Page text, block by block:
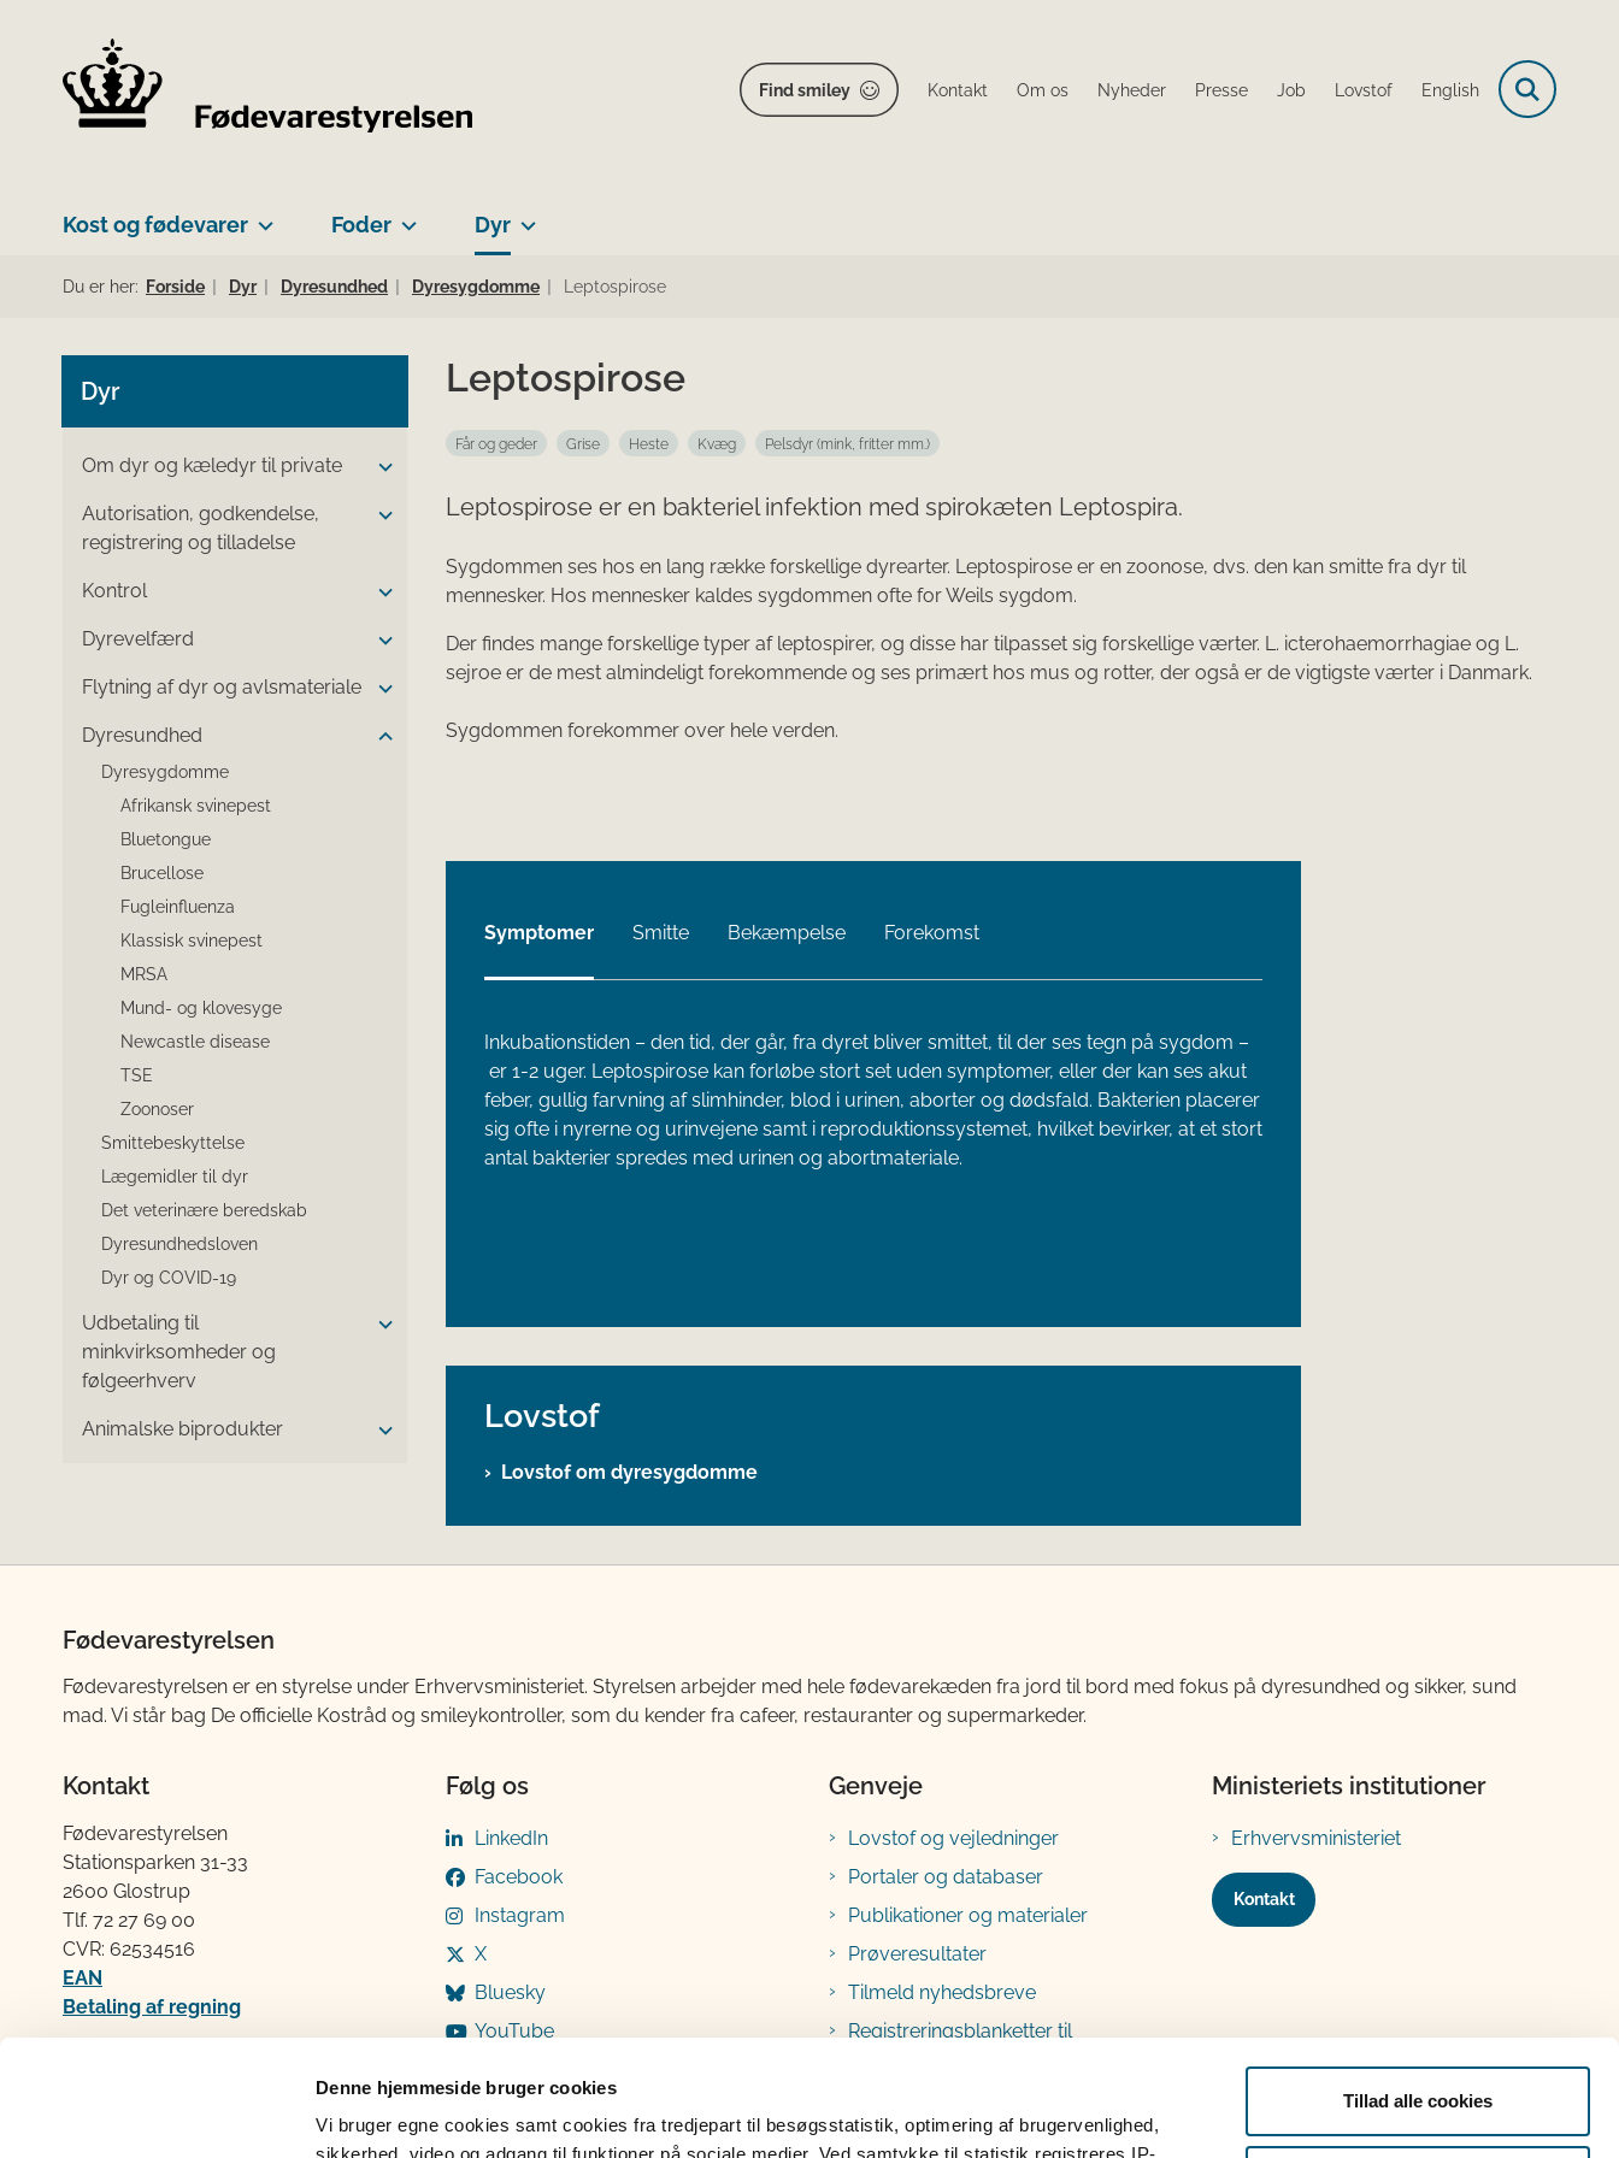
Denne hjemmeside bruger cookies
Vi bruger egne cookies samt cookies fra tredjepart til besøgsstatistik, optimering af brugervenlighed,
Tillad alle cookies
Find smiley Kontakt Om os Nyheder Presse Job Lovstof English
Kost og fødevarer Foder Dyr
Du er her: Forside Dyr Dyresundhed Dyresygdomme Leptospirose
Dyr
Om dyr og kæledyr til private
Autorisation, godkendelse,
registrering og tilladelse
Kontrol
Dyrevelfærd
Flytning af dyr og avlsmateriale
Dyresundhed
Dyresygdomme
Afrikansk svinepest
Bluetongue
Brucellose
Fugleinfluenza
Klassisk svinepest
MRSA
Mund- og klovesyge
Newcastle disease
TSE
Zoonoser
Smittebeskyttelse
Lægemidler til dyr
Det veterinære beredskab
Dyresundhedsloven
Dyr og COVID-19
Udbetaling til
minkvirksomheder og
følgeerhverv
Animalske biprodukter
Leptospirose
Får og geder Grise Heste Kvæg Pelsdyr (mink, fritter mm.)
Leptospirose er en bakteriel infektion med spirokæten Leptospira.
Sygdommen ses hos en lang række forskellige dyrearter. Leptospirose er en zoonose, dvs. den kan smitte fra dyr til
mennesker. Hos mennesker kaldes sygdommen ofte for Weils sygdom.
Der findes mange forskellige typer af leptospirer, og disse har tilpasset sig forskellige værter. L. icterohaemorrhagiae og L.
sejroe er de mest almindeligt forekommende og ses primært hos mus og rotter, der også er de vigtigste værter i Danmark.
Sygdommen forekommer over hele verden.
Symptomer Smitte Bekæmpelse Forekomst
Inkubationstiden – den tid, der går, fra dyret bliver smittet, til der ses tegn på sygdom –
er 1-2 uger. Leptospirose kan forløbe stort set uden symptomer, eller der kan ses akut
feber, gullig farvning af slimhinder, blod i urinen, aborter og dødsfald. Bakterien placerer
sig ofte i nyrerne og urinvejene samt i reproduktionssystemet, hvilket bevirker, at et stort
antal bakterier spredes med urinen og abortmateriale.
Lovstof
Lovstof om dyresygdomme
Fødevarestyrelsen
Fødevarestyrelsen er en styrelse under Erhvervsministeriet. Styrelsen arbejder med hele fødevarekæden fra jord til bord med fokus på dyresundhed og sikker, sund
mad. Vi står bag De officielle Kostråd og smileykontroller, som du kender fra cafeer, restauranter og supermarkeder.
Kontakt
Fødevarestyrelsen
Stationsparken 31-33
2600 Glostrup
Tlf. 72 2​​​7 69 00
CVR: 62534516
EAN
Betaling af regning
Følg os
LinkedIn
Facebook
Instagram
X
Bluesky
YouTube
Genveje
Lovstof og vejledninger
Portaler og databaser
Publikationer og materialer
Prøveresultater
Tilmeld nyhedsbreve
Registreringsblanketter til
Ministeriets institutioner
Erhvervsministeriet
Kontakt